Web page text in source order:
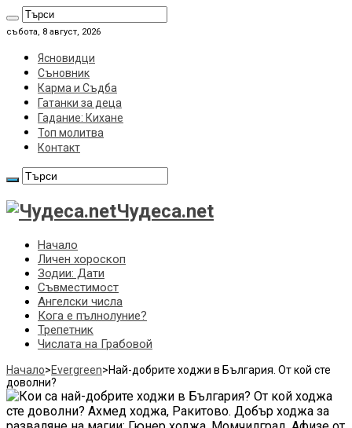
събота, 8 август, 2026
Ясновидци
Съновник
Карма и Съдба
Гатанки за деца
Гадание: Кихане
Топ молитва
Контакт
Чудеса.net
Начало
Личен хороскоп
Зодии: Дати
Съвместимост
Ангелски числа
Кога е пълнолуние?
Трепетник
Числата на Грабовой
Начало>Evergreen>Най-добрите ходжи в България. От кой сте
доволни?